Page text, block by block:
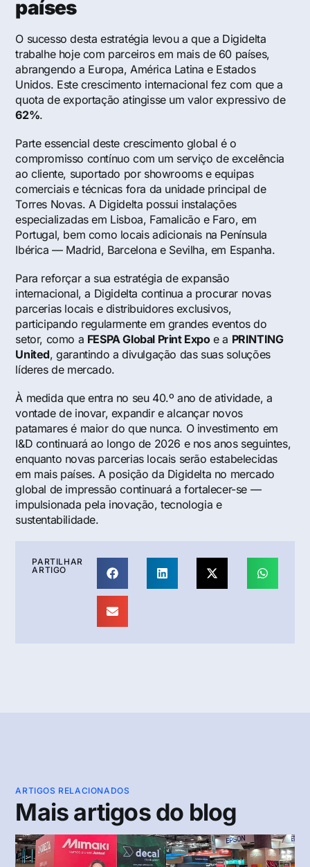
países
O sucesso desta estratégia levou a que a Digidelta
trabalhe hoje com parceiros em mais de 60 países,
abrangendo a Europa, América Latina e Estados
Unidos. Este crescimento internacional fez com que a
quota de exportação atingisse um valor expressivo de
62%.
Parte essencial deste crescimento global é o
compromisso contínuo com um serviço de excelência
ao cliente, suportado por showrooms e equipas
comerciais e técnicas fora da unidade principal de
Torres Novas. A Digidelta possui instalações
especializadas em Lisboa, Famalicão e Faro, em
Portugal, bem como locais adicionais na Península
Ibérica — Madrid, Barcelona e Sevilha, em Espanha.
Para reforçar a sua estratégia de expansão
internacional, a Digidelta continua a procurar novas
parcerias locais e distribuidores exclusivos,
participando regularmente em grandes eventos do
setor, como a FESPA Global Print Expoe a PRINTING
United, garantindo a divulgação das suas soluções
líderes de mercado.
À medida que entra no seu 40.º ano de atividade, a
vontade de inovar, expandir e alcançar novos
patamares é maior do que nunca. O investimento em
I&D continuará ao longo de 2026 e nos anos seguintes,
enquanto novas parcerias locais serão estabelecidas
em mais países. A posição da Digidelta no mercado
global de impressão continuará a fortalecer-se —
impulsionada pela inovação, tecnologia e
sustentabilidade.
PARTILHAR
ARTIGO
ARTIGOS RELACIONADOS
Mais artigos do blog